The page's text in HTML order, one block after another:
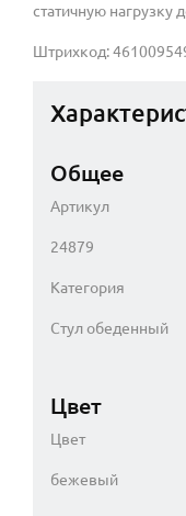
статичную нагрузку
Штрихкод:
Общее
Артикул
24879
Категория
Стул обеденный
Цвет
Цвет
бежевый